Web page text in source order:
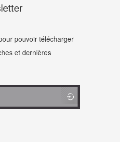
pouvoir télécharger
et dernières